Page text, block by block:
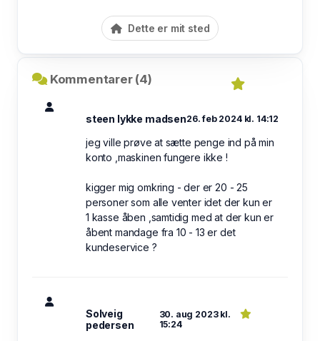
Dette er mit sted
Kommentarer (4)
steen lykke madsen26. feb 2024 kl. 14:12
jeg ville prøve at sætte penge ind på min
konto ,maskinen fungere ikke !
kigger mig omkring - der er 20 - 25
personer som alle venter idet der kun er
1 kasse åben ,samtidig med at der kun er
åbent mandage fra 10 - 13 er det
kundeservice ?
Solveig
pedersen
30. aug 2023 kl.
15:24